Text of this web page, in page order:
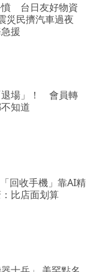
憤 台日友好物資
災民擠汽車過夜
援
退場」！ 會員轉
知道
回收手機」靠AI精
比店面划算